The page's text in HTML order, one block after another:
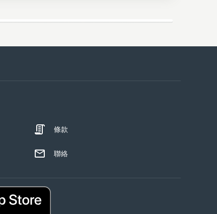
條款
聯絡